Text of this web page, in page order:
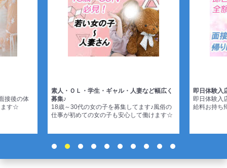
後の体
す☆
素人・ＯＬ・学生・ギャル・人妻など幅広く
募集♪
18歳～30代の女の子を募集してます♪風俗の
仕事が初めての女の子も安心して働けます☆
即日体験入
即日体験入
給料お持ち